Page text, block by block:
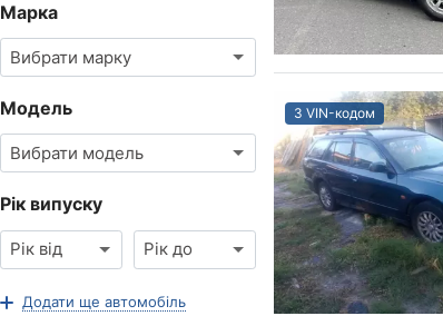
Марка
Вибрати марку
Модель
Вибрати модель
Рік випуску
Рік від Рік до
Додати ще автомобіль
З VIN-кодом